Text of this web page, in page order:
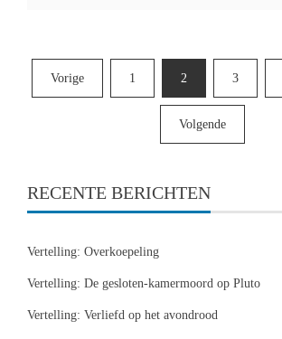
Berichten
paginering
Vorige 1 2 3
Volgende
RECENTE BERICHTEN
Vertelling: Overkoepeling
Vertelling: De gesloten-kamermoord op Pluto
Vertelling: Verliefd op het avondrood